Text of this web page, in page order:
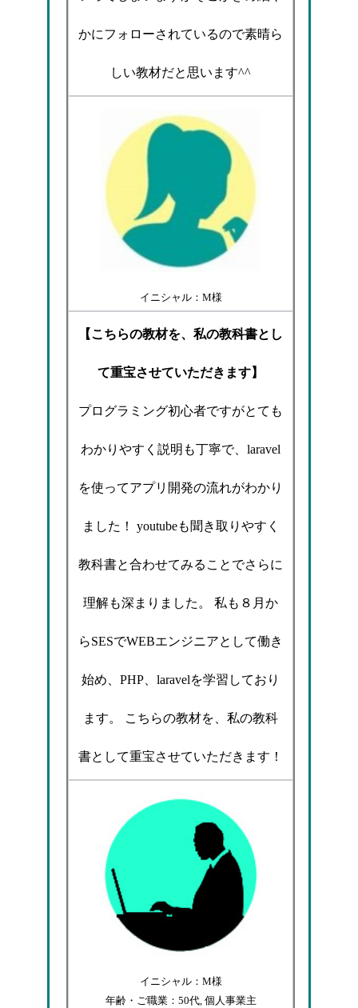
かにフォローされているので素晴ら
しい教材だと思います^^
イニシャル：M様
【こちらの教材を、私の教科書とし
て重宝させていただきます】
プログラミング初心者ですがとても
わかりやすく説明も丁寧で、laravel
を使ってアプリ開発の流れがわかり
ました！ youtubeも聞き取りやすく
教科書と合わせてみることでさらに
理解も深まりました。 私も８月か
らSESでWEBエンジニアとして働き
始め、PHP、laravelを学習しており
ます。 こちらの教材を、私の教科
書として重宝させていただきます！
イニシャル：M様
年齢・ご職業：50代, 個人事業主